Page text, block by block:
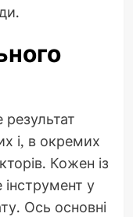
і, в окремих
Кожен із
інструмент у
Ось основні